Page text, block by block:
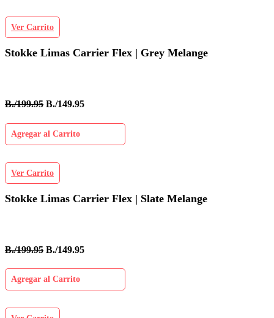
Ver Carrito
Stokke Limas Carrier Flex | Grey Melange
B./199.95 B./149.95
Agregar al Carrito
Ver Carrito
Stokke Limas Carrier Flex | Slate Melange
B./199.95 B./149.95
Agregar al Carrito